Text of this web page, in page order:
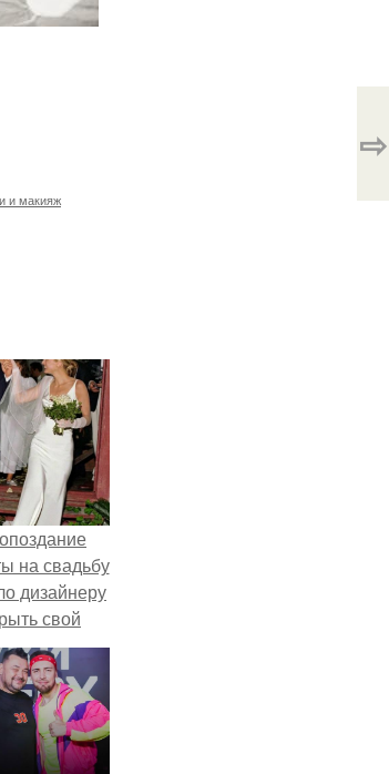
и макияж
⇨
на свадьбу
дизайнеру
свой
бренд.